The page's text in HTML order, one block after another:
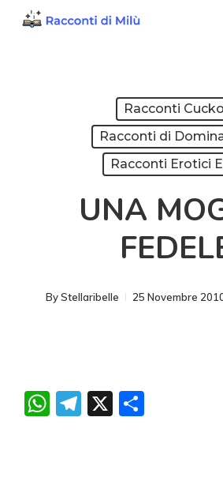
Racconti
Racconti di
Racconti Erotici
UNA
ByStellaribelle 25 Novembre
WhatsApp
Telegram
X